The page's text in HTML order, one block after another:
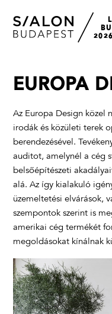
EUROPA
Az Europa Design közel
irodák és közületi terek
berendezésével.
auditot, amelynél a cég
belsőépítészeti
alá. Az így kialakuló
üzemeltetési elvárások,
szempontok szerint is
amerikai cég termékét
megoldásokat kínálnak